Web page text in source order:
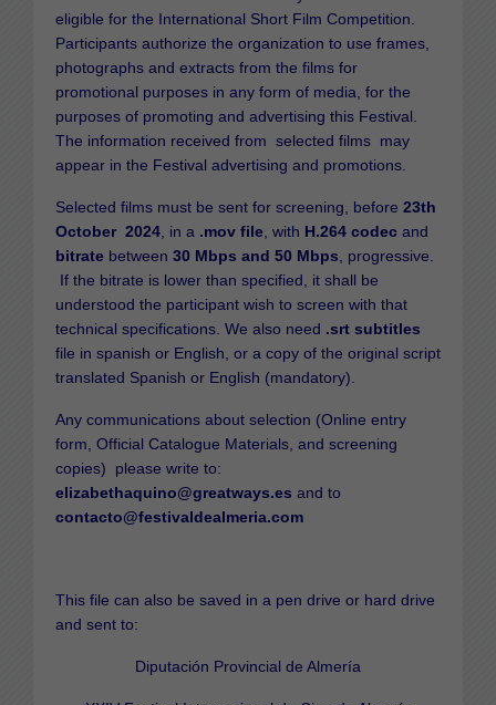
eligible for the International Short Film Competition.
Participants authorize the organization to use frames,
photographs and extracts from the films for
promotional purposes in any form of media, for the
purposes of promoting and advertising this Festival.
The information received from selected films may
appear in the Festival advertising and promotions.
Selected films must be sent for screening, before 23th
October 2024 , in a .mov file , with H.264 codec and
bitrate between 30 Mbps and 50 Mbps , progressive.
If the bitrate is lower than specified, it shall be
understood the participant wish to screen with that
technical specifications. We also need .srt subtitles
file in spanish or English, or a copy of the original script
translated Spanish or English (mandatory).
Any communications about selection (Online entry
form, Official Catalogue Materials, and screening
copies) please write to:
elizabethaquino@greatways.es and to
contacto@festivaldealmeria.com
This file can also be saved in a pen drive or hard drive
and sent to:
Diputación Provincial de Almería